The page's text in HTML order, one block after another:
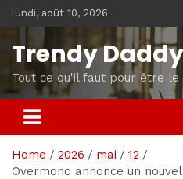
Skip
to
content
lundi, août 10, 2026
Trendy Daddy
Tout ce qu'il faut pour être
Home 2026 mai
12
Overmono annonce un